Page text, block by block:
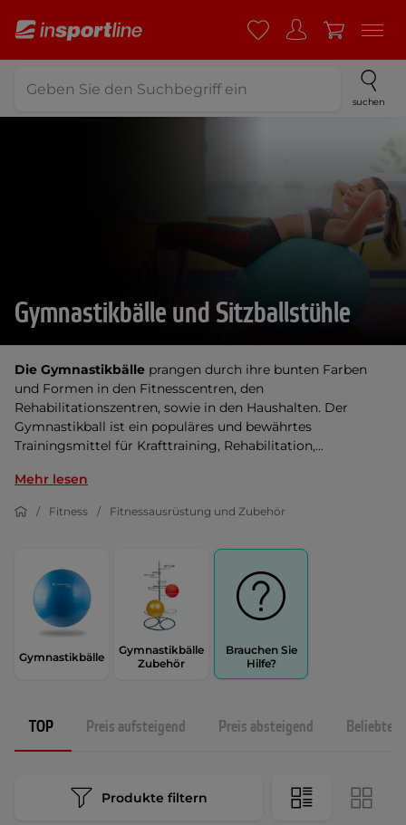
suchen
Gymnastikbälle und Sitzballstühle
Die Gymnastikbälle prangen durch ihre bunten Farben
und Formen in den Fitnesscentren, den
Rehabilitationszentren, sowie in den Haushalten. Der
Gymnastikball ist ein populäres und bewährtes
Trainingsmittel für Krafttraining, Rehabilitation,...
Mehr lesen
Fitness Fitnessausrüstung und Zubehör
Gymnastikbälle
Gymnastikbälle
Zubehör
Brauchen Sie
Hilfe?
TOP Preis aufsteigend Preis absteigend
Produkte filtern